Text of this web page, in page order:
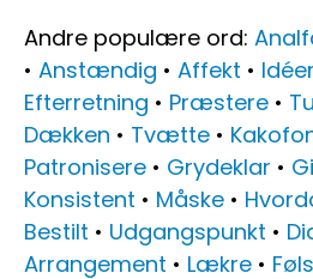
Andre populære ord:
• Anstændig • Affekt • Idéer
Efterretning • Præstere •
Dækken • Tvætte •
Patronisere • Grydeklar •
Konsistent • Måske •
Bestilt • Udgangspunkt •
Arrangement • Lækre •